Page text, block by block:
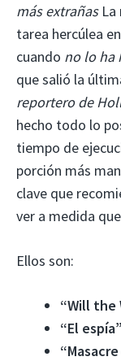
más extrañas
tarea hercúlea
cuando no lo ha
que salió la
reportero de
hecho todo lo
tiempo de
porción más
clave que
ver a medida
Ellos son:
“Will the
“El